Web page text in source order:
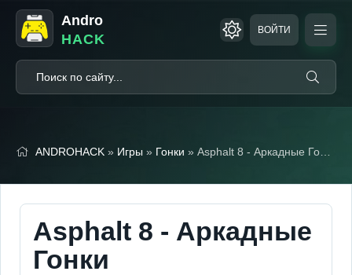
Andro
HACK
ВОЙТИ
ANDROHACK » Игры » Гонки » Asphalt 8 - Аркадные Гонки (Мод, Бесплатные покупки)
Asphalt 8 - Аркадные
Гонки